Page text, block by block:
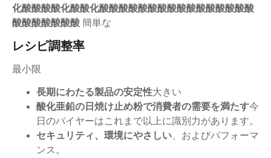
化酸酸酸酸化酸酸化酸酸酸酸酸酸酸酸酸酸酸酸酸酸酸酸
酸酸酸酸酸酸酸 簡単な
レシピ調整率
最小限
長期にわたる製品の安定性大きい
酸化亜鉛の日焼け止め粉で消費者の需要を満たす今
日のバイヤーはこれまで以上に識別力があります。
セキュリティ、環境にやさしい 、およびパフォーマ
ンス。